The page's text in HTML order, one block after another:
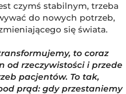
czymś stabilnym, trzeba
do nowych potrzeb,
się świata.
to coraz
od rzeczywistości i przede
pacjentów. To tak,
prąd: gdy przestaniemy